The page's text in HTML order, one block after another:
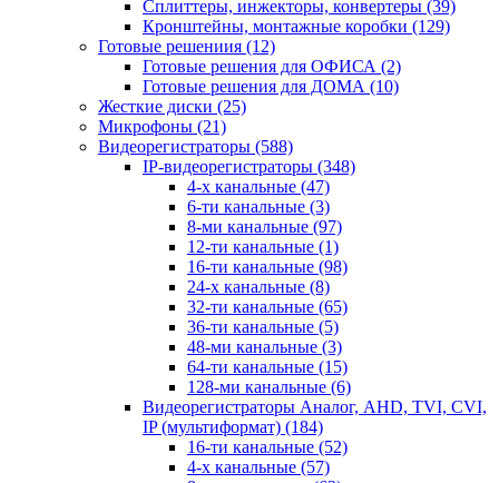
Сплиттеры, инжекторы, конвертеры (39)
Кронштейны, монтажные коробки (129)
Готовые решениия (12)
Готовые решения для ОФИСА (2)
Готовые решения для ДОМА (10)
Жесткие диски (25)
Микрофоны (21)
Видеорегистраторы (588)
IP-видеорегистраторы (348)
4-х канальные (47)
6-ти канальные (3)
8-ми канальные (97)
12-ти канальные (1)
16-ти канальные (98)
24-х канальные (8)
32-ти канальные (65)
36-ти канальные (5)
48-ми канальные (3)
64-ти канальные (15)
128-ми канальные (6)
Видеорегистраторы Аналог, AHD, TVI, CVI,
IP (мультиформат) (184)
16-ти канальные (52)
4-х канальные (57)